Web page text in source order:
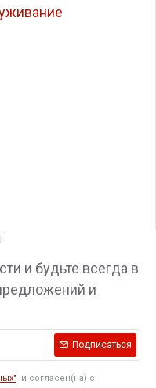
и будьте всегда в
и
Подписаться
и согласен(на) с